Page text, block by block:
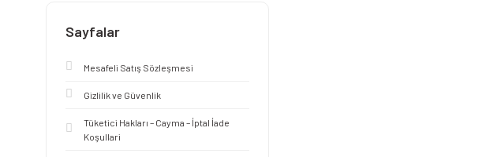
Sayfalar
Mesafeli Satış Sözleşmesi
Gizlilik ve Güvenlik
Tüketici Hakları – Cayma – İptal İade
Koşullari